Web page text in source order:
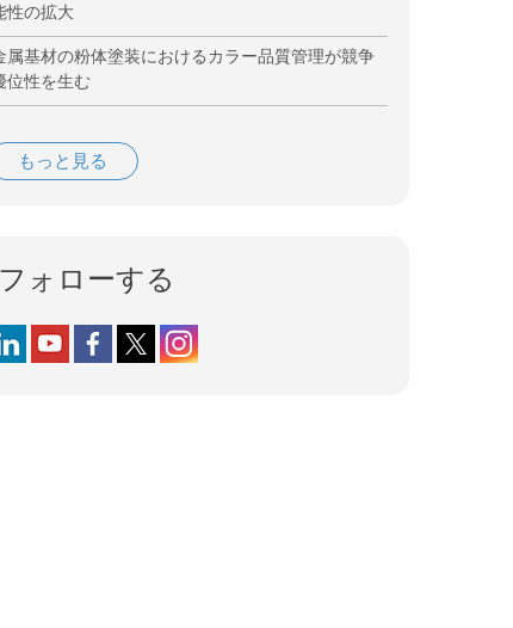
性の拡大
属基材の粉体塗装におけるカラー品質管理が競争
位性を生む
もっと見る
フォローする
us on LinkedIn
Follow us on YouTube
Follow us on Facebook
Follow us on X (formerly Twitter)
Follow us on Instagram